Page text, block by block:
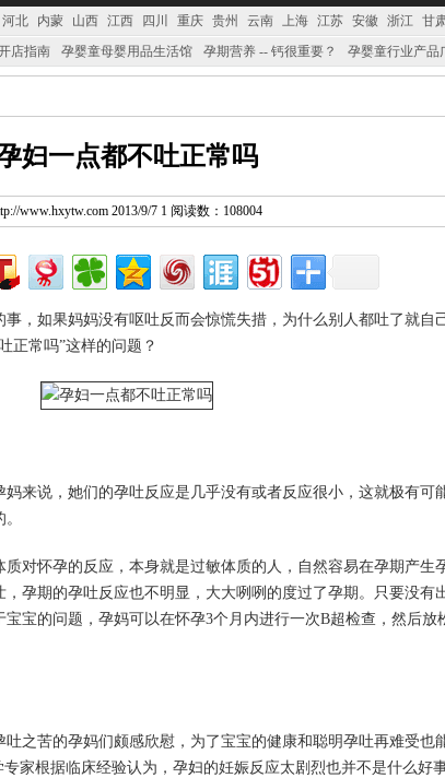
河北 内蒙 山西 江西 四川 重庆 贵州 云南 上海 江苏 安徽 浙江 甘
店指南 孕婴童母婴用品生活馆 孕期营养 -- 钙很重要？ 孕婴童行业产品
妇一点都不吐正常吗
www.hxytw.com 2013/9/7 1 阅读数：108004
，如果妈妈没有呕吐反而会惊慌失措，为什么别人都吐了就自
正常吗”这样的问题？
来说，她们的孕吐反应是几乎没有或者反应很小，这就极有可
对怀孕的反应，本身就是过敏体质的人，自然容易在孕期产生
孕期的孕吐反应也不明显，大大咧咧的度过了孕期。只要没有
宝的问题，孕妈可以在怀孕3个月内进行一次B超检查，然后放
之苦的孕妈们颇感欣慰，为了宝宝的健康和聪明孕吐再难受也
家根据临床经验认为，孕妇的妊娠反应太剧烈也并不是什么好事